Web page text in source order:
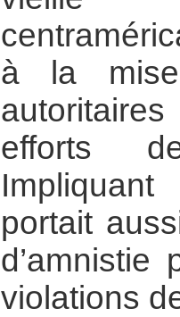
à la
efforts
portait
d’amnistie
violations